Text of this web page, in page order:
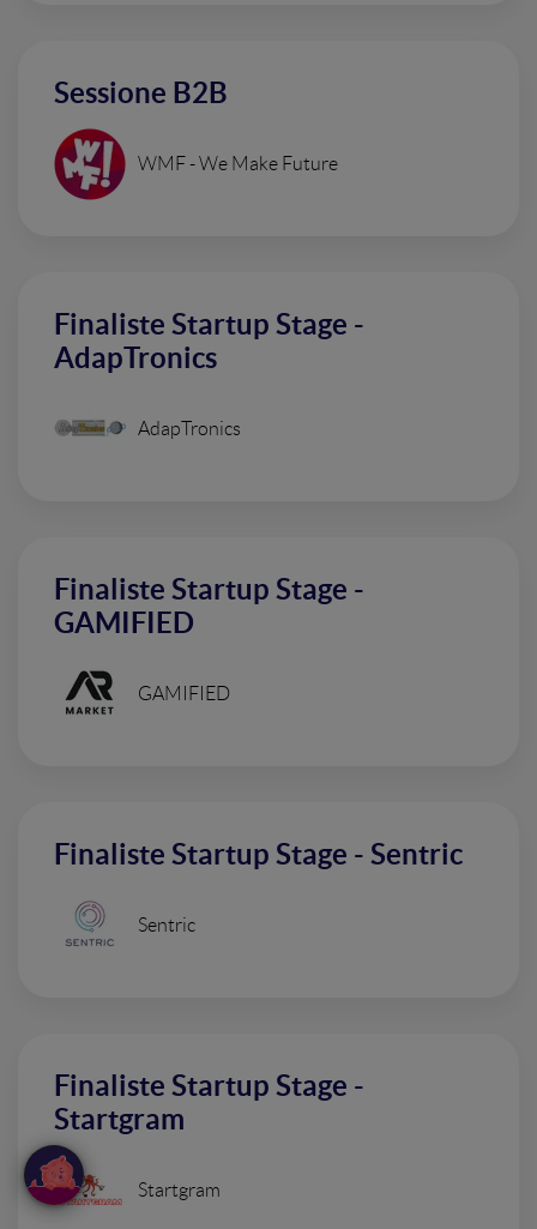
Sessione B2B
WMF - We Make Future
Finaliste Startup Stage -
AdapTronics
AdapTronics
Finaliste Startup Stage -
GAMIFIED
GAMIFIED
Finaliste Startup Stage - Sentric
Sentric
Finaliste Startup Stage -
Startgram
Startgram